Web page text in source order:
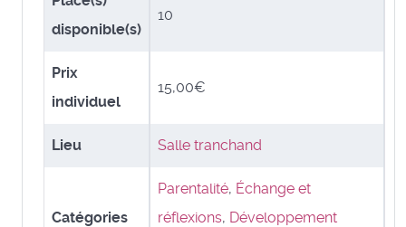
disponible(s)
10
Prix
individuel
15,00€
Lieu Salle tranchand
Catégories
Parentalité, Échange et
réflexions, Développement